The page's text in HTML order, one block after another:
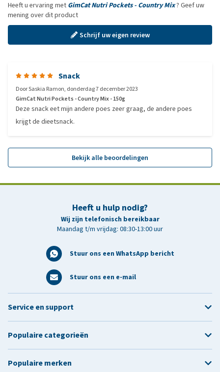
Heeft u ervaring met GimCat Nutri Pockets - Country Mix? Geef uw
mening over dit product
Schrijf uw eigen review
Snack
DoorSaskia Ramon, donderdag 7 december 2023
GimCat Nutri Pockets - Country Mix - 150g
Deze snack eet mijn andere poes zeer graag, de andere poes
krijgt de dieetsnack.
Bekijk alle beoordelingen
Heeft u hulp nodig?
Wij zijn telefonisch bereikbaar
Maandag t/m vrijdag: 08:30-13:00 uur
Stuur ons een WhatsApp bericht
Stuur ons een e-mail
Service en support
Populaire categorieën
Populaire merken